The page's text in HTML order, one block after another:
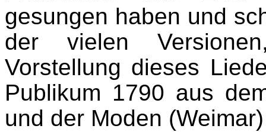
gesungen haben und
der vielen
Vorstellung dieses
Publikum 1790 aus
und der Moden